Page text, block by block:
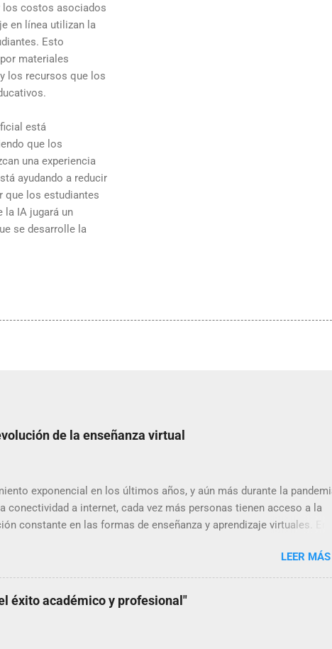
los costos asociados
en línea utilizan la
Esto
materiales
los recursos que los
está
que los
una experiencia
ayudando a reducir
que los estudiantes
la IA jugará un
se desarrolle la
de la enseñanza virtual
exponencial en los últimos años, y aún más durante la
conectividad a internet, cada vez más personas tienen acceso a la
constante en las formas de enseñanza y aprendizaje virtuales. En
móvil El uso de dispositivos móviles como teléfonos
nuestra sociedad. Por lo tanto, no es de extrañar que el aprendizaje
la educación en línea. Cada vez más plataformas de aprendizaje
LEER
éxito académico y profesional"